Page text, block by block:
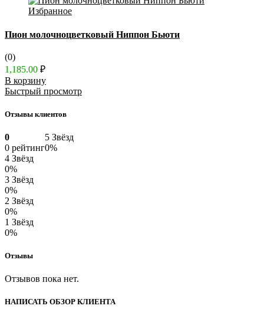
Избранное
Пион молочноцветковый Ниппон Бьюти
(0)
1,185.00 ₽
В корзину
Быстрый просмотр
Отзывы клиентов
0
0 рейтинг
5 Звёзд
0%
4 Звёзд
0%
3 Звёзд
0%
2 Звёзд
0%
1 Звёзд
0%
Отзывы
Отзывов пока нет.
НАПИСАТЬ ОБЗОР КЛИЕНТА